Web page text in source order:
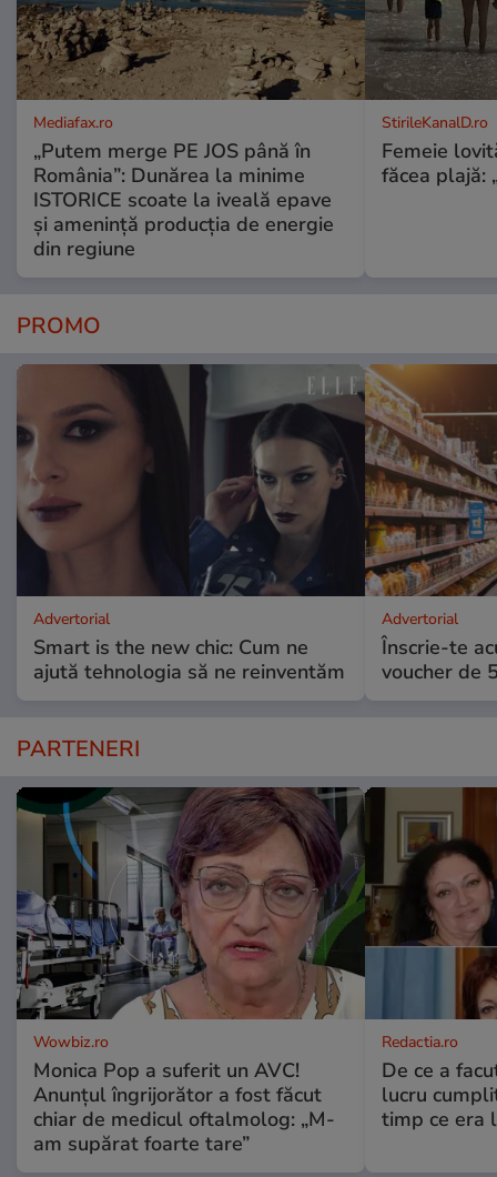
Mediafax.ro
„Putem merge PE JOS până în
România”: Dunărea la minime
ISTORICE scoate la iveală epave
și amenință producția de energie
din regiune
StirileKanalD.ro
Femeie
făcea plajă:
PROMO
Advertorial
Smart is the new chic: Cum ne
ajută tehnologia să ne reinventăm
Advertorial
Înscrie-te
voucher de
PARTENERI
Wowbiz.ro
Monica Pop a suferit un AVC!
Anunțul îngrijorător a fost făcut
chiar de medicul oftalmolog: „M-
am supărat foarte tare”
Redactia.ro
De ce a
lucru
timp ce era